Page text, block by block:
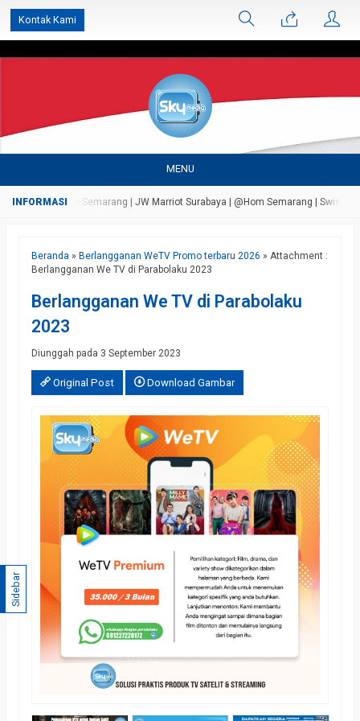
Kontak Kami
MENU
Bandungan Semarang | JW Marriot Surabaya | @Hom Semarang | Swiss
Beranda » Berlangganan WeTV Promo terbaru 2026 » Attachment :
Berlangganan We TV di Parabolaku 2023
Berlangganan We TV di Parabolaku
2023
Diunggah pada 3 September 2023
Original Post Download Gambar
Sidebar